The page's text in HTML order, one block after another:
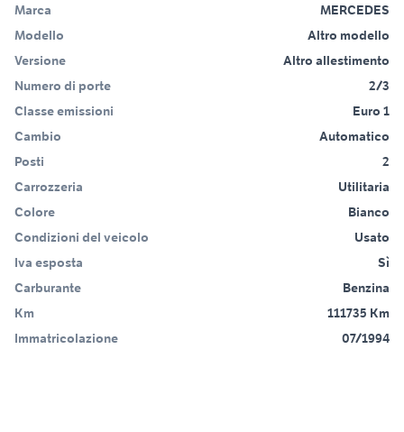
Marca
MERCEDES
Modello
Altro modello
Versione
Altro allestimento
Numero di porte
2/3
Classe emissioni
Euro 1
Cambio
Automatico
Posti
2
Carrozzeria
Utilitaria
Colore
Bianco
Condizioni del veicolo
Usato
Iva esposta
Sì
Carburante
Benzina
Km
111735 Km
Immatricolazione
07/1994